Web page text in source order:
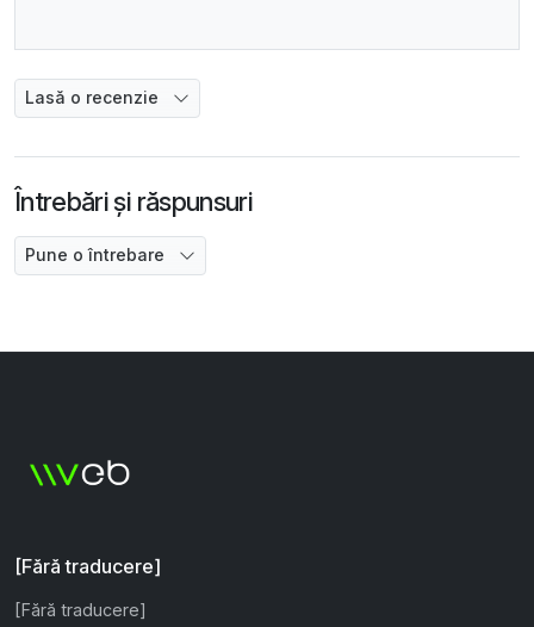
Lasă o recenzie
Întrebări și răspunsuri
Pune o întrebare
[Fără traducere]
[Fără traducere]